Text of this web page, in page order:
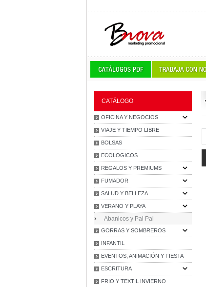
CATÁLOGO
OFICINA Y NEGOCIOS
VIAJE Y TIEMPO LIBRE
BOLSAS
ECOLOGICOS
REGALOS Y PREMIUMS
FUMADOR
SALUD Y BELLEZA
VERANO Y PLAYA
Abanicos y Pai Pai
GORRAS Y SOMBREROS
INFANTIL
EVENTOS, ANIMACIÓN Y FIESTA
ESCRITURA
FRIO Y TEXTIL INVIERNO